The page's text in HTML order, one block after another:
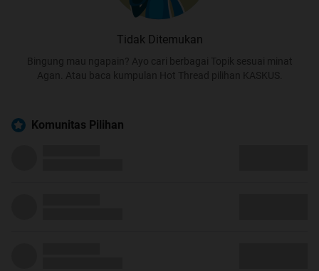
Tidak Ditemukan
Bingung mau ngapain? Ayo cari berbagai Topik sesuai minat
Agan. Atau baca kumpulan Hot Thread pilihan KASKUS.
Komunitas Pilihan